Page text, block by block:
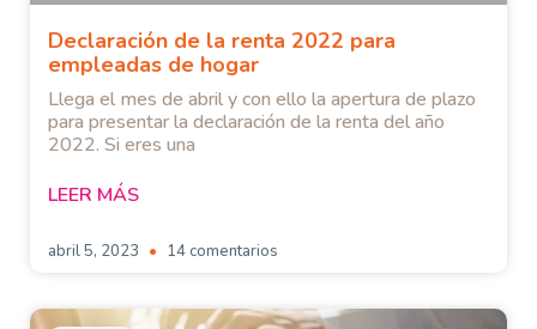
Declaración de la renta 2022 para
empleadas de hogar
Llega el mes de abril y con ello la apertura de plazo
para presentar la declaración de la renta del año
2022. Si eres una
LEER MÁS
abril 5, 2023 14 comentarios